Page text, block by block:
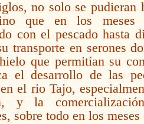
no solo se pudieran
que en los meses
con el pescado hasta
transporte en serones
que permitían su
el desarrollo de las
el rio Tajo,
y la
sobre todo en los